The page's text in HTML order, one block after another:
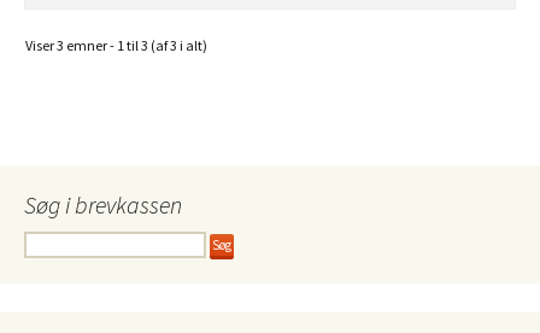
Viser 3 emner - 1 til 3 (af 3 i alt)
Søg i brevkassen